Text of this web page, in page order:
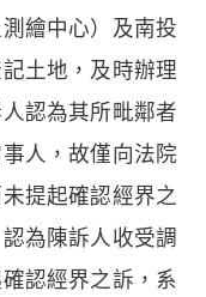
繪中心）及南投
土地，及時辦理
認為其所毗鄰者
人，故僅向法院
提起確認經界之
為陳訴人收受調
認經界之訴，系